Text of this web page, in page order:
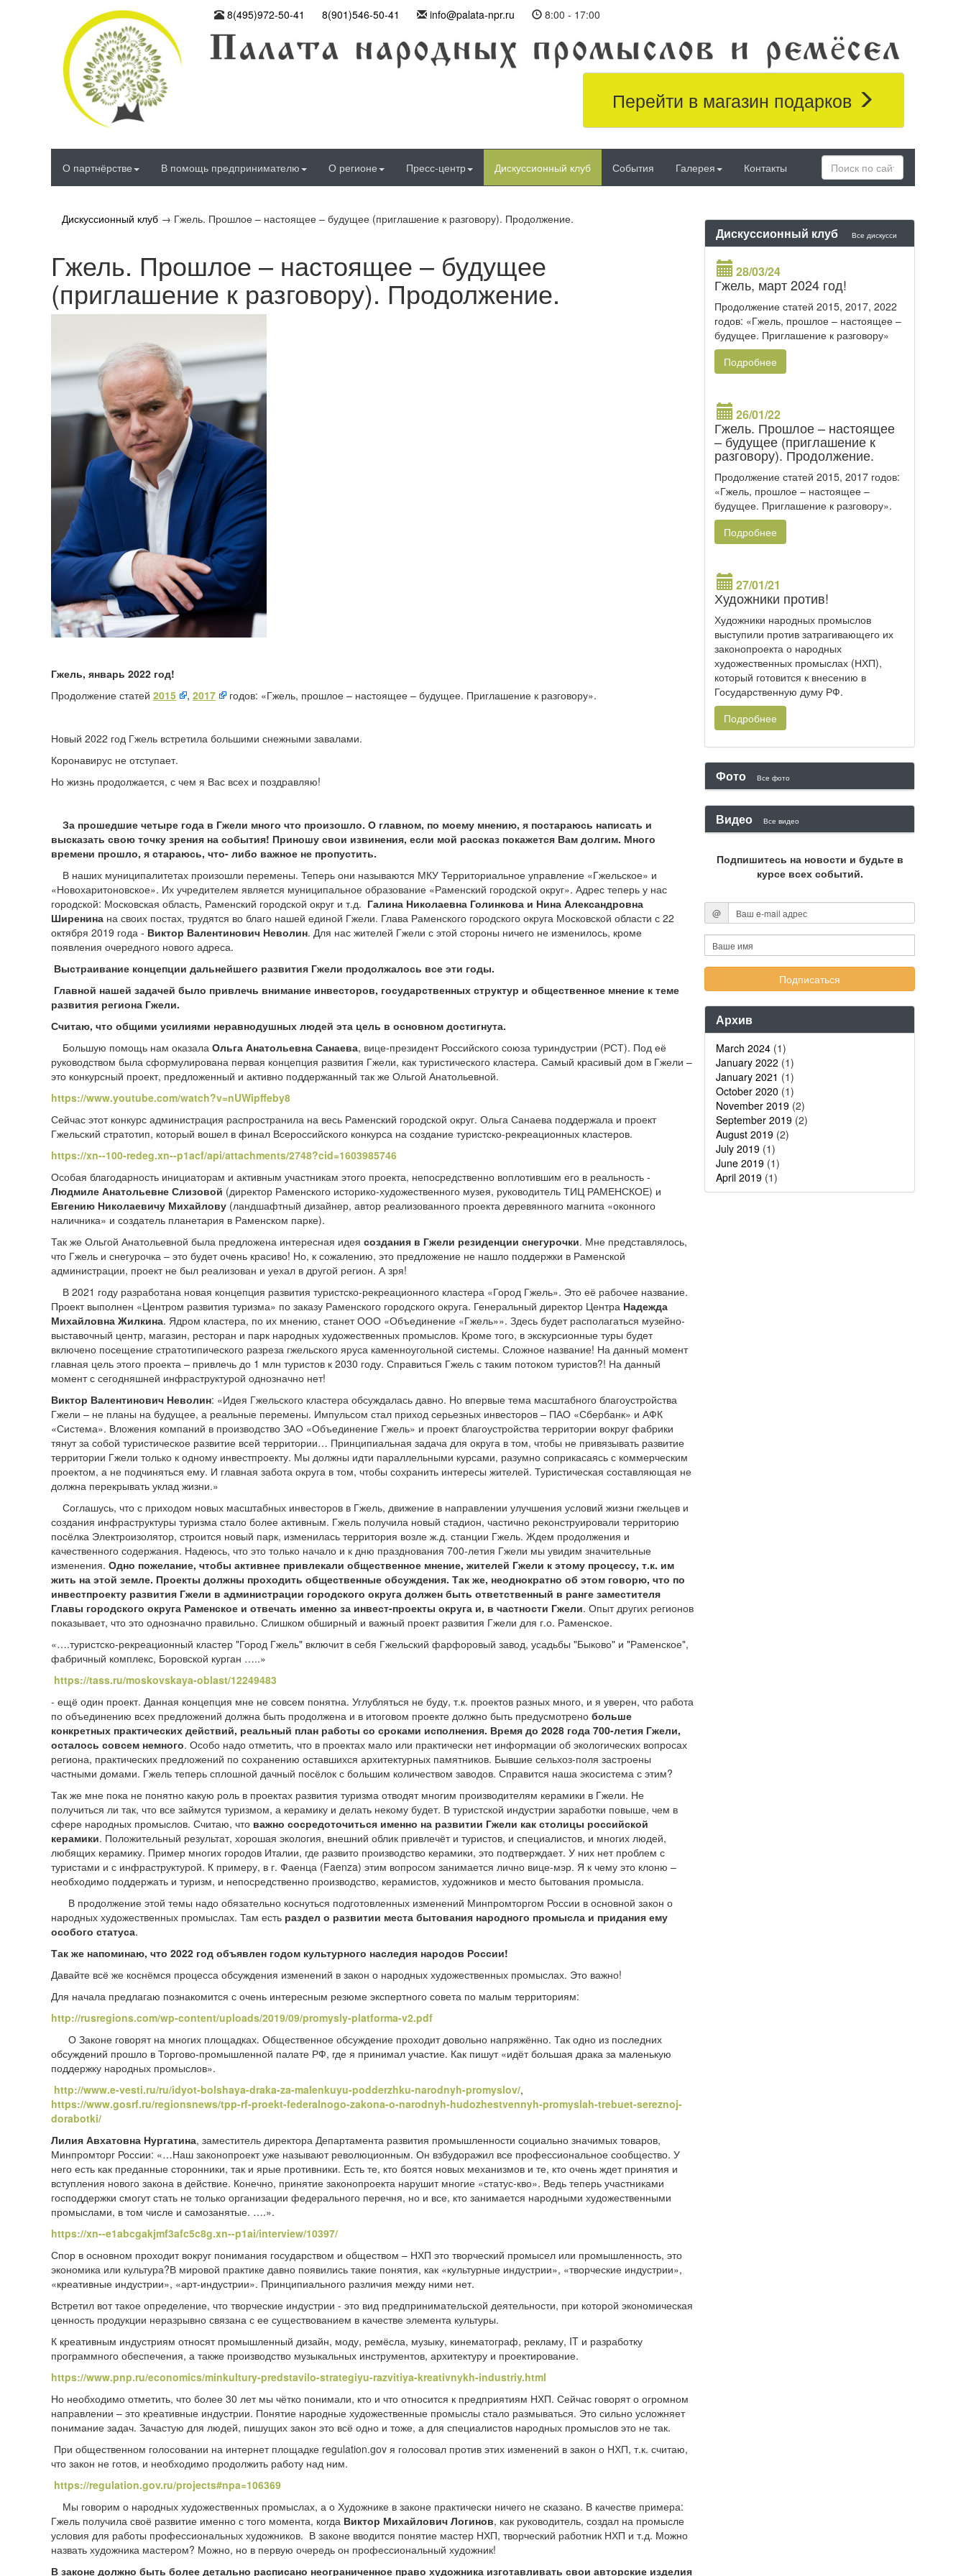
8(495)972-50-41 8(901)546-50-41 info@palata-npr.ru 8:00 - 17:00
Перейти в магазин подарков
О партнёрстве В помощь предпринимателю О регионе Пресс-центр Дискуссионный клуб События Галерея Контакты
Дискуссионный клуб → Гжель. Прошлое – настоящее – будущее (приглашение к разговору). Продолжение.
Гжель. Прошлое – настоящее – будущее
(приглашение к разговору). Продолжение.
Гжель, январь 2022 год!
Продолжение статей 2015 , 2017 годов: «Гжель, прошлое – настоящее – будущее. Приглашение к разговору».
Новый 2022 год Гжель встретила большими снежными завалами.
Коронавирус не отступает.
Но жизнь продолжается, с чем я Вас всех и поздравляю!
За прошедшие четыре года в Гжели много что произошло. О главном, по моему мнению, я постараюсь написать и
высказать свою точку зрения на события! Приношу свои извинения, если мой рассказ покажется Вам долгим. Много
времени прошло, я стараюсь, что- либо важное не пропустить.
В наших муниципалитетах произошли перемены. Теперь они называются МКУ Территориальное управление «Гжельское» и
«Новохаритоновское». Их учредителем является муниципальное образование «Раменский городской округ». Адрес теперь у нас
городской: Московская область, Раменский городской округ и т.д. Галина Николаевна Голинкова и Нина Александровна
Ширенина на своих постах, трудятся во благо нашей единой Гжели. Глава Раменского городского округа Московской области с 22
октября 2019 года - Виктор Валентинович Неволин. Для нас жителей Гжели с этой стороны ничего не изменилось, кроме
появления очередного нового адреса.
Выстраивание концепции дальнейшего развития Гжели продолжалось все эти годы.
Главной нашей задачей было привлечь внимание инвесторов, государственных структур и общественное мнение к теме
развития региона Гжели.
Считаю, что общими усилиями неравнодушных людей эта цель в основном достигнута.
Большую помощь нам оказала Ольга Анатольевна Санаева, вице-президент Российского союза туриндустрии (РСТ). Под её
руководством была сформулирована первая концепция развития Гжели, как туристического кластера. Самый красивый дом в Гжели –
это конкурсный проект, предложенный и активно поддержанный так же Ольгой Анатольевной.
https://www.youtube.com/watch?v=nUWipffeby8
Сейчас этот конкурс администрация распространила на весь Раменский городской округ. Ольга Санаева поддержала и проект
Гжельский стратотип, который вошел в финал Всероссийского конкурса на создание туристско-рекреационных кластеров.
https://xn--100-redeg.xn--p1acf/api/attachments/2748?cid=1603985746
Особая благодарность инициаторам и активным участникам этого проекта, непосредственно воплотившим его в реальность -
Людмиле Анатольевне Слизовой (директор Раменского историко-художественного музея, руководитель ТИЦ РАМЕНСКОЕ) и
Евгению Николаевичу Михайлову (ландшафтный дизайнер, автор реализованного проекта деревянного магнита «оконного
наличника» и создатель планетария в Раменском парке).
Так же Ольгой Анатольевной была предложена интересная идея создания в Гжели резиденции снегурочки. Мне представлялось,
что Гжель и снегурочка – это будет очень красиво! Но, к сожалению, это предложение не нашло поддержки в Раменской
администрации, проект не был реализован и уехал в другой регион. А зря!
В 2021 году разработана новая концепция развития туристско-рекреационного кластера «Город Гжель». Это её рабочее название.
Проект выполнен «Центром развития туризма» по заказу Раменского городского округа. Генеральный директор Центра Надежда
Михайловна Жилкина. Ядром кластера, по их мнению, станет ООО «Объединение «Гжель»». Здесь будет располагаться музейно-
выставочный центр, магазин, ресторан и парк народных художественных промыслов. Кроме того, в экскурсионные туры будет
включено посещение стратотипического разреза гжельского яруса каменноугольной системы. Сложное название! На данный момент
главная цель этого проекта – привлечь до 1 млн туристов к 2030 году. Справиться Гжель с таким потоком туристов?! На данный
момент с сегодняшней инфраструктурой однозначно нет!
Виктор Валентинович Неволин: «Идея Гжельского кластера обсуждалась давно. Но впервые тема масштабного благоустройства
Гжели – не планы на будущее, а реальные перемены. Импульсом стал приход серьезных инвесторов – ПАО «Сбербанк» и АФК
«Система». Вложения компаний в производство ЗАО «Объединение Гжель» и проект благоустройства территории вокруг фабрики
тянут за собой туристическое развитие всей территории… Принципиальная задача для округа в том, чтобы не привязывать развитие
территории Гжели только к одному инвестпроекту. Мы должны идти параллельными курсами, разумно соприкасаясь с коммерческим
проектом, а не подчиняться ему. И главная забота округа в том, чтобы сохранить интересы жителей. Туристическая составляющая не
должна перекрывать уклад жизни.»
Соглашусь, что с приходом новых масштабных инвесторов в Гжель, движение в направлении улучшения условий жизни гжельцев и
создания инфраструктуры туризма стало более активным. Гжель получила новый стадион, частично реконструировали территорию
посёлка Электроизолятор, строится новый парк, изменилась территория возле ж.д. станции Гжель. Ждем продолжения и
качественного содержания. Надеюсь, что это только начало и к дню празднования 700-летия Гжели мы увидим значительные
изменения. Одно пожелание, чтобы активнее привлекали общественное мнение, жителей Гжели к этому процессу, т.к. им
жить на этой земле. Проекты должны проходить общественные обсуждения. Так же, неоднократно об этом говорю, что по
инвестпроекту развития Гжели в администрации городского округа должен быть ответственный в ранге заместителя
Главы городского округа Раменское и отвечать именно за инвест-проекты округа и, в частности Гжели. Опыт других регионов
показывает, что это однозначно правильно. Слишком обширный и важный проект развития Гжели для г.о. Раменское.
«….туристско-рекреационный кластер "Город Гжель" включит в себя Гжельский фарфоровый завод, усадьбы "Быково" и "Раменское",
фабричный комплекс, Боровской курган …..»
https://tass.ru/moskovskaya-oblast/12249483
- ещё один проект. Данная концепция мне не совсем понятна. Углубляться не буду, т.к. проектов разных много, и я уверен, что работа
по объединению всех предложений должна быть продолжена и в итоговом проекте должно быть предусмотрено больше
конкретных практических действий, реальный план работы со сроками исполнения. Время до 2028 года 700-летия Гжели,
осталось совсем немного. Особо надо отметить, что в проектах мало или практически нет информации об экологических вопросах
региона, практических предложений по сохранению оставшихся архитектурных памятников. Бывшие сельхоз-поля застроены
частными домами. Гжель теперь сплошной дачный посёлок с большим количеством заводов. Справится наша экосистема с этим?
Так же мне пока не понятно какую роль в проектах развития туризма отводят многим производителям керамики в Гжели. Не
получиться ли так, что все займутся туризмом, а керамику и делать некому будет. В туристской индустрии заработки повыше, чем в
сфере народных промыслов. Считаю, что важно сосредоточиться именно на развитии Гжели как столицы российской
керамики. Положительный результат, хорошая экология, внешний облик привлечёт и туристов, и специалистов, и многих людей,
любящих керамику. Пример многих городов Италии, где развито производство керамики, это подтверждает. У них нет проблем с
туристами и с инфраструктурой. К примеру, в г. Фаенца (Faenza) этим вопросом занимается лично вице-мэр. Я к чему это клоню –
необходимо поддержать и туризм, и непосредственно производство, керамистов, художников и место бытования промысла.
В продолжение этой темы надо обязательно коснуться подготовленных изменений Минпромторгом России в основной закон о
народных художественных промыслах. Там есть раздел о развитии места бытования народного промысла и придания ему
особого статуса.
Так же напоминаю, что 2022 год объявлен годом культурного наследия народов России!
Давайте всё же коснёмся процесса обсуждения изменений в закон о народных художественных промыслах. Это важно!
Для начала предлагаю познакомится с очень интересным резюме экспертного совета по малым территориям:
http://rusregions.com/wp-content/uploads/2019/09/promysly-platforma-v2.pdf
О Законе говорят на многих площадках. Общественное обсуждение проходит довольно напряжённо. Так одно из последних
обсуждений прошло в Торгово-промышленной палате РФ, где я принимал участие. Как пишут «идёт большая драка за маленькую
поддержку народных промыслов».
http://www.e-vesti.ru/ru/idyot-bolshaya-draka-za-malenkuyu-podderzhku-narodnyh-promyslov/,
https://www.gosrf.ru/regionsnews/tpp-rf-proekt-federalnogo-zakona-o-narodnyh-hudozhestvennyh-promyslah-trebuet-sereznoj-
dorabotki/
Лилия Авхатовна Нургатина, заместитель директора Департамента развития промышленности социально значимых товаров,
Минпромторг России: «…Наш законопроект уже называют революционным. Он взбудоражил все профессиональное сообщество. У
него есть как преданные сторонники, так и ярые противники. Есть те, кто боятся новых механизмов и те, кто очень ждет принятия и
вступления нового закона в действие. Конечно, принятие законопроекта нарушит многие «статус-кво». Ведь теперь участниками
господдержки смогут стать не только организации федерального перечня, но и все, кто занимается народными художественными
промыслами, в том числе и самозанятые. ….».
https://xn--e1abcgakjmf3afc5c8g.xn--p1ai/interview/10397/
Спор в основном проходит вокруг понимания государством и обществом – НХП это творческий промысел или промышленность, это
экономика или культура?В мировой практике давно появились такие понятия, как «культурные индустрии», «творческие индустрии»,
«креативные индустрии», «арт-индустрии». Принципиального различия между ними нет.
Встретил вот такое определение, что творческие индустрии - это вид предпринимательской деятельности, при которой экономическая
ценность продукции неразрывно связана с ее существованием в качестве элемента культуры.
К креативным индустриям относят промышленный дизайн, моду, ремёсла, музыку, кинематограф, рекламу, IT и разработку
программного обеспечения, а также производство музыкальных инструментов, архитектуру и проектирование.
https://www.pnp.ru/economics/minkultury-predstavilo-strategiyu-razvitiya-kreativnykh-industriy.html
Но необходимо отметить, что более 30 лет мы чётко понимали, кто и что относится к предприятиям НХП. Сейчас говорят о огромном
направлении – это креативные индустрии. Понятие народные художественные промыслы стало размываться. Это сильно усложняет
понимание задач. Зачастую для людей, пишущих закон это всё одно и тоже, а для специалистов народных промыслов это не так.
При общественном голосовании на интернет площадке regulation.gov я голосовал против этих изменений в закон о НХП, т.к. считаю,
что закон не готов, и необходимо продолжить работу над ним.
https://regulation.gov.ru/projects#npa=106369
Мы говорим о народных художественных промыслах, а о Художнике в законе практически ничего не сказано. В качестве примера:
Гжель получила своё развитие именно с того момента, когда Виктор Михайлович Логинов, как руководитель, создал на промысле
условия для работы профессиональных художников. В законе вводится понятие мастер НХП, творческий работник НХП и т.д. Можно
назвать художника мастером? Можно, но в первую очередь он профессиональный художник!
В законе должно быть более детально расписано неограниченное право художника изготавливать свои авторские изделия
Дискуссионный клуб Все дискусси
28/03/24
Гжель, март 2024 год!
Продолжение статей 2015, 2017, 2022
годов: «Гжель, прошлое – настоящее –
будущее. Приглашение к разговору»
Подробнее
26/01/22
Гжель. Прошлое – настоящее
– будущее (приглашение к
разговору). Продолжение.
Продолжение статей 2015, 2017 годов:
«Гжель, прошлое – настоящее –
будущее. Приглашение к разговору».
Подробнее
27/01/21
Художники против!
Художники народных промыслов
выступили против затрагивающего их
законопроекта о народных
художественных промыслах (НХП),
который готовится к внесению в
Государственную думу РФ.
Подробнее
Фото Все фото
Видео Все видео
Подпишитесь на новости и будьте в
курсе всех событий.
@
Архив
March 2024 (1)
January 2022 (1)
January 2021 (1)
October 2020 (1)
November 2019 (2)
September 2019 (2)
August 2019 (2)
July 2019 (1)
June 2019 (1)
April 2019 (1)